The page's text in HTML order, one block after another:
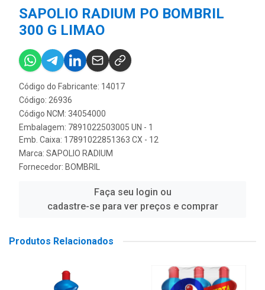
SAPOLIO RADIUM PO BOMBRIL
300 G LIMAO
Código do Fabricante: 14017
Código: 26936
Código NCM: 34054000
Embalagem: 7891022503005 UN - 1
Emb. Caixa: 17891022851363 CX - 12
Marca: SAPOLIO RADIUM
Fornecedor: BOMBRIL
Faça seu login ou
cadastre-se para ver preços e comprar
Produtos Relacionados